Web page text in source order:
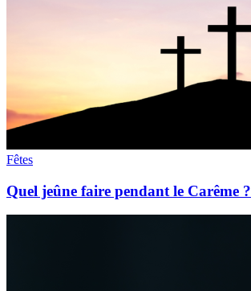
Fêtes
Quel jeûne faire pendant le Carême ?